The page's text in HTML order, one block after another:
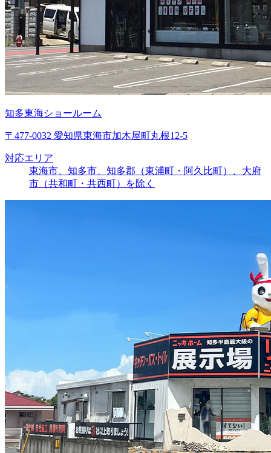
知多東海ショールーム
〒477-0032 愛知県東海市加木屋町丸根12-5
対応エリア
東海市、知多市、知多郡（東浦町・阿久比町）、大府
市（共和町・共西町）を除く